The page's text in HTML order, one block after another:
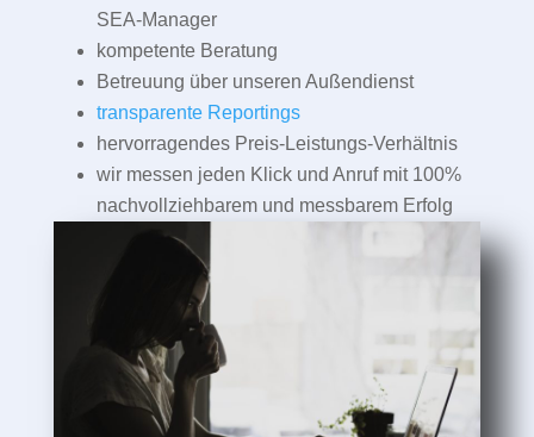
SEA-Manager
kompetente Beratung
Betreuung über unseren Außendienst
transparente Reportings
hervorragendes Preis-Leistungs-Verhältnis
wir messen jeden Klick und Anruf mit 100%
nachvollziehbarem und messbarem Erfolg